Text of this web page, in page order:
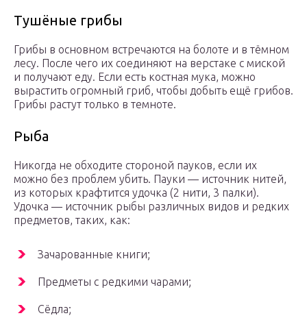
Тушёные грибы
Грибы в основном встречаются на болоте и в тёмном
лесу. После чего их соединяют на верстаке с миской
и получают еду. Если есть костная мука, можно
вырастить огромный гриб, чтобы добыть ещё грибов.
Грибы растут только в темноте.
Рыба
Никогда не обходите стороной пауков, если их
можно без проблем убить. Пауки — источник нитей,
из которых крафтится удочка (2 нити, 3 палки).
Удочка — источник рыбы различных видов и редких
предметов, таких, как:
Зачарованные книги;
Предметы с редкими чарами;
Сёдла;